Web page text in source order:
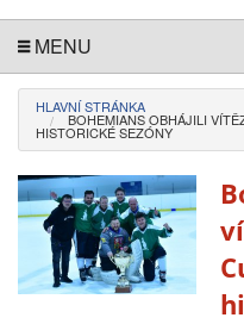
MENU
HLAVNÍ STRÁNKA
BOHEMIANS OBHÁJILI
HISTORICKÉ SEZÓNY